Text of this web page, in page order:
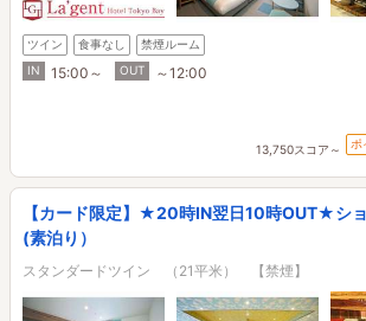
ツイン 食事なし
禁煙ルーム
IN
15:00～ OUT ～12:00
13,750スコア～ ポ
【カード限定】★20時IN翌日10時OUT★シ
(素泊り）
スタンダードツイン （21平米） 【禁煙】